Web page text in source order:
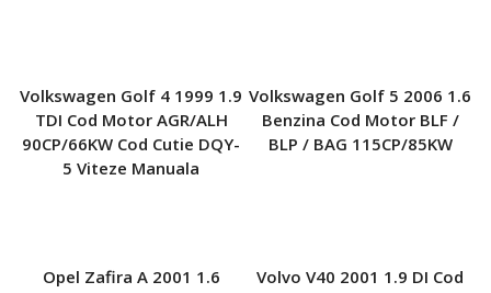
Volkswagen Golf 4 1999 1.9
TDI Cod Motor AGR/ALH
90CP/66KW Cod Cutie DQY-
5 Viteze Manuala
Volkswagen Golf 5 2006 1.6
Benzina Cod Motor BLF /
BLP / BAG 115CP/85KW
Opel Zafira A 2001 1.6
Volvo V40 2001 1.9 DI Cod